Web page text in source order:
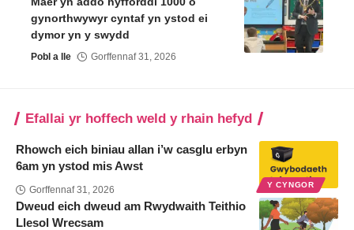
gynorthwywyr cyntaf yn ystod ei
dymor yn y swydd
Pobl a lle Gorffennaf 31, 2026
Efallai yr hoffech weld y rhain hefyd
Y CYNGOR
Rhowch eich biniau allan i’w casglu erbyn
6am yn ystod mis Awst
Gorffennaf 31, 2026
Dweud eich dweud am Rwydwaith Teithio
Llesol Wrecsam